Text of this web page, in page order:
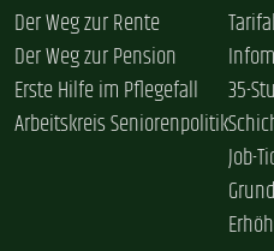
Der Weg zur Rente
Der Weg zur Pension
Erste Hilfe im Pflegefall
Arbeitskreis Seniorenpolitik
35-
Job-